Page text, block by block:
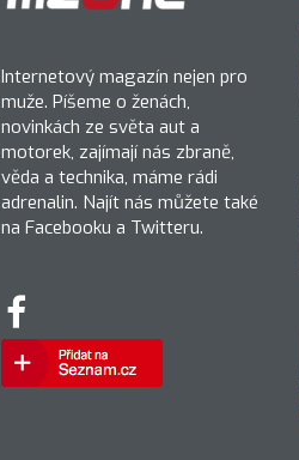
Internetový magazín nejen pro
muže. Píšeme o ženách,
novinkách ze světa aut a
motorek, zajímají nás zbraně,
věda a technika, máme rádi
adrenalin. Najít nás můžete také
na Facebooku a Twitteru.